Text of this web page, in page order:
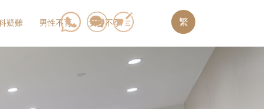
疑難 男性不育 女性不孕 繁